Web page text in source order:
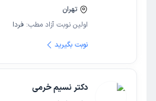
تهران
اولین نوبت آزاد مطب: فردا
نوبت بگیرید
دکتر نسیم خرمی